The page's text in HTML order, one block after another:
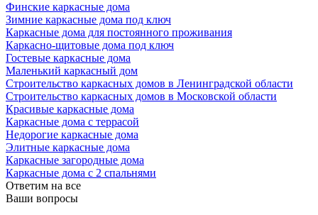
Финские каркасные дома
Зимние каркасные дома под ключ
Каркасные дома для постоянного проживания
Каркасно-щитовые дома под ключ
Гостевые каркасные дома
Маленький каркасный дом
Строительство каркасных домов в Ленинградской области
Строительство каркасных домов в Московской области
Красивые каркасные дома
Каркасные дома с террасой
Недорогие каркасные дома
Элитные каркасные дома
Каркасные загородные дома
Каркасные дома с 2 спальнями
Ответим на все
Ваши вопросы